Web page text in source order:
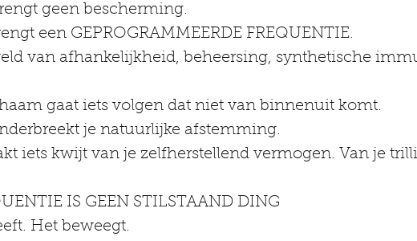
geen bescherming.
een GEPROGRAMMEERDE FREQUENTIE.
van afhankelijkheid, beheersing, synthetische
gaat iets volgen dat niet van binnenuit komt.
je natuurlijke afstemming.
iets kwijt van je zelfherstellend vermogen. Van je
IS GEEN STILSTAAND DING
Het beweegt.